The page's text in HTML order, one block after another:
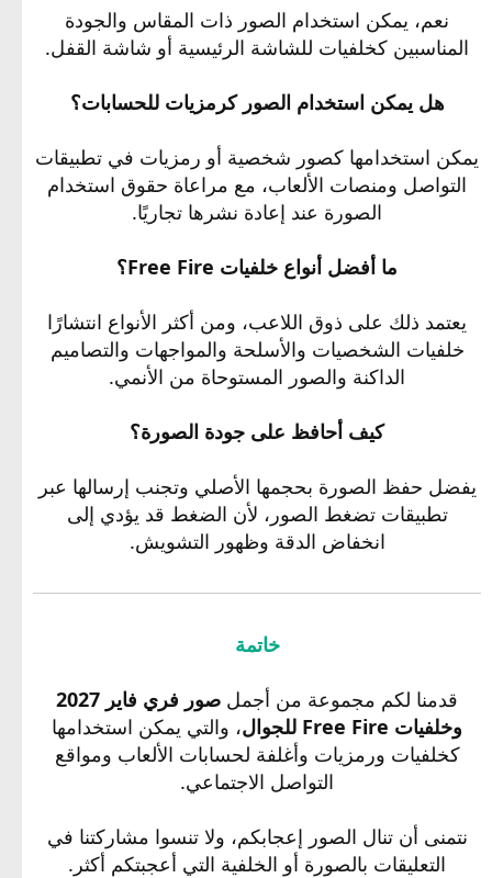
نعم، يمكن استخدام الصور ذات المقاس والجودة
المناسبين كخلفيات للشاشة الرئيسية أو شاشة القفل.
هل يمكن استخدام الصور كرمزيات للحسابات؟
يمكن استخدامها كصور شخصية أو رمزيات في تطبيقات
التواصل ومنصات الألعاب، مع مراعاة حقوق استخدام
الصورة عند إعادة نشرها تجاريًا.
ما أفضل أنواع خلفيات Free Fire؟
يعتمد ذلك على ذوق اللاعب، ومن أكثر الأنواع انتشارًا
خلفيات الشخصيات والأسلحة والمواجهات والتصاميم
الداكنة والصور المستوحاة من الأنمي.
كيف أحافظ على جودة الصورة؟
يفضل حفظ الصورة بحجمها الأصلي وتجنب إرسالها عبر
تطبيقات تضغط الصور، لأن الضغط قد يؤدي إلى
انخفاض الدقة وظهور التشويش.
خاتمة
قدمنا لكم مجموعة من أجمل
صور فري فاير 2027
وخلفيات Free Fire للجوال
، والتي يمكن استخدامها
كخلفيات ورمزيات وأغلفة لحسابات الألعاب ومواقع
التواصل الاجتماعي.
نتمنى أن تنال الصور إعجابكم، ولا تنسوا مشاركتنا في
التعليقات بالصورة أو الخلفية التي أعجبتكم أكثر.